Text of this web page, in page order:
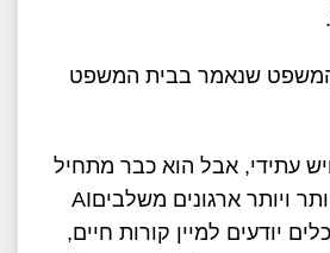
המשפט שנאמר בבית המשפט
עתידי, אבל הוא כבר מתחיל
ויותר ארגונים משלביםAI
יודעים למיין קורות חיים,